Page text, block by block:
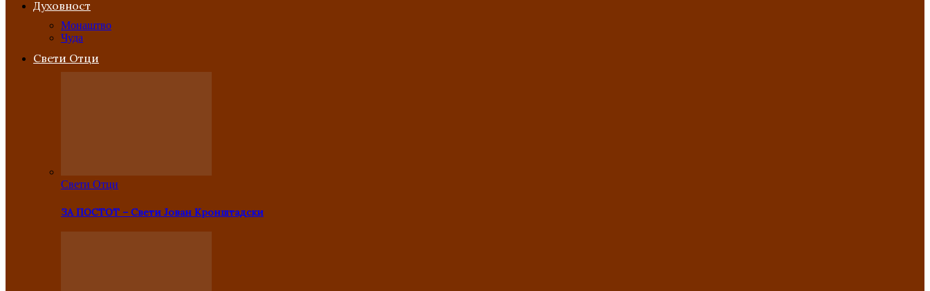
Духовност
Монаштво
Чуда
Свети Отци
Свети Отци
ЗА ПОСТОТ – Свети Јован Кронштадски